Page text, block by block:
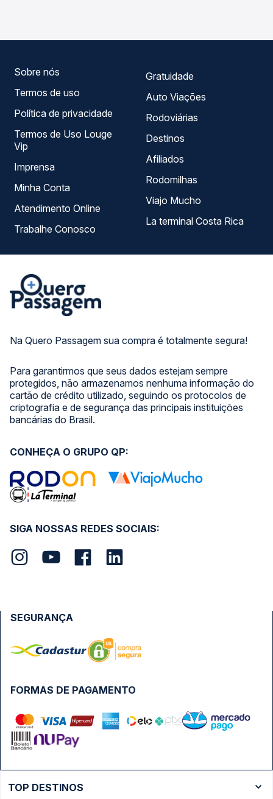
Na Quero Passagem sua compra é totalmente segura!
Para garantirmos que seus dados estejam sempre
protegidos, não armazenamos nenhuma informação do
cartão de crédito utilizado, seguindo os protocolos de
criptografia e de segurança das principais instituições
bancárias do Brasil.
Sobre nós
Termos de uso
Política de privacidade
Termos de Uso Louge
Vip
Imprensa
Minha Conta
Atendimento Online
Trabalhe Conosco
Gratuidade
Auto Viações
Rodoviárias
Destinos
Afiliados
Rodomilhas
Viajo Mucho
La terminal Costa Rica
SIGA NOSSAS REDES SOCIAIS:
CONHEÇA O GRUPO QP:
FORMAS DE PAGAMENTO
SEGURANÇA
TOP DESTINOS